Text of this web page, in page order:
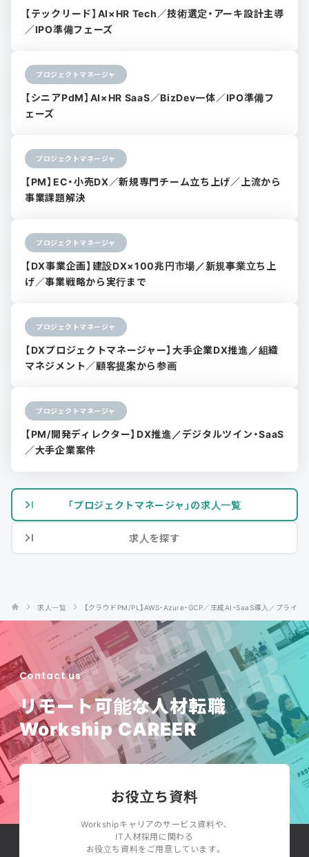
【テックリード】AI×HR Tech／技術選定・アーキ設計主導
／IPO準備フェーズ
プロジェクトマネージャ
【シニアPdM】AI×HR SaaS／BizDev一体／IPO準備フ
ェーズ
プロジェクトマネージャ
【PM】EC・小売DX／新規専門チーム立ち上げ／上流から
事業課題解決
プロジェクトマネージャ
【DX事業企画】建設DX×100兆円市場／新規事業立ち上
げ／事業戦略から実行まで
プロジェクトマネージャ
【DXプロジェクトマネージャー】大手企業DX推進／組織
マネジメント／顧客提案から参画
プロジェクトマネージャ
【PM/開発ディレクター】DX推進／デジタルツイン・SaaS
／大手企業案件
「プロジェクトマネージャ」の求人一覧
求人を探す
求人一覧 【クラウドPM/PL】AWS・Azure・GCP／生成AI・SaaS導入／プライム
Contact us
リモート可能な人材転職
Workship CAREER
お役立ち資料
Workshipキャリアのサービス資料や、
IT人材採用に関わる
お役立ち資料をご用意しています。